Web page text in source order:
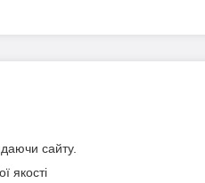
сайту.
якості